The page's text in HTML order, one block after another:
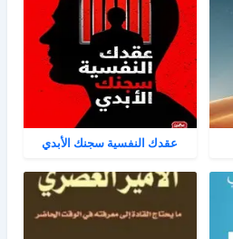
عقدك النفسية سجنك الأبدي